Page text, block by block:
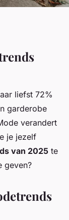
liefst 72%
garderobe
verandert
je jezelf
van 2025 te
geven?